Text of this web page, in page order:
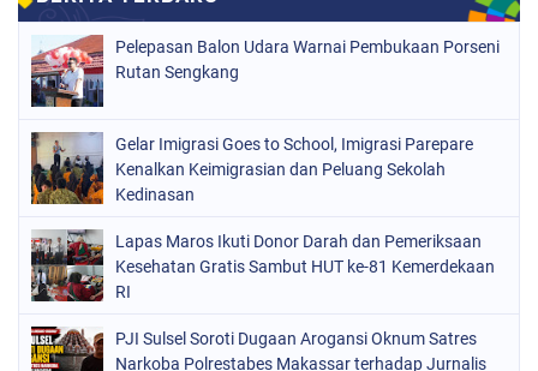
Pelepasan Balon Udara Warnai Pembukaan Porseni
Rutan Sengkang
Gelar Imigrasi Goes to School, Imigrasi Parepare
Kenalkan Keimigrasian dan Peluang Sekolah
Kedinasan
Lapas Maros Ikuti Donor Darah dan Pemeriksaan
Kesehatan Gratis Sambut HUT ke-81 Kemerdekaan
RI
PJI Sulsel Soroti Dugaan Arogansi Oknum Satres
Narkoba Polrestabes Makassar terhadap Jurnalis